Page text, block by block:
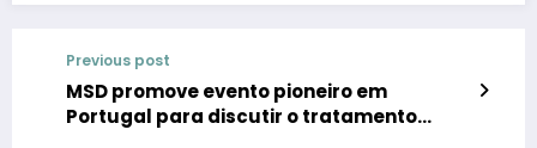
Previous post
MSD promove evento pioneiro em
Portugal para discutir o tratamento